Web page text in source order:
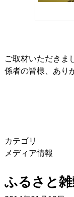
ご取材いただきま
係者の皆様、あり
カテゴリ
メディア情報
ふるさと